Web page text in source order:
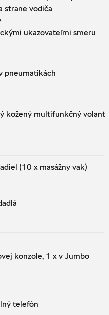
strane vodiča
ukazovateľmi smeru
pneumatikách
kožený multifunkčný volant
(10 x masážny vak)
konzole, 1 x v Jumbo
telefón